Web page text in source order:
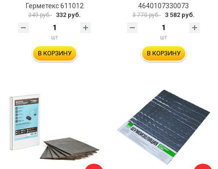
Герметекс 611012
349 руб. 332 руб.
шт
В КОРЗИНУ
4640107330073
3 770 руб. 3 582 руб.
шт
В КОРЗИНУ